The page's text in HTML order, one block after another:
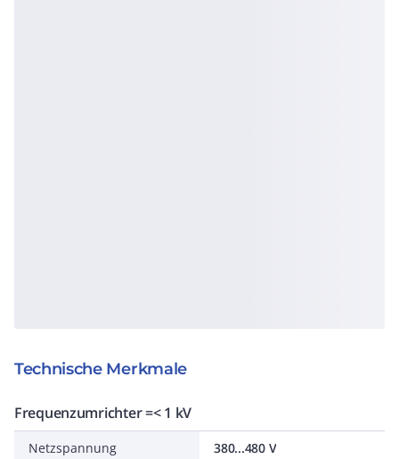
Technische Merkmale
Frequenzumrichter =< 1 kV
Netzspannung
380...480 V